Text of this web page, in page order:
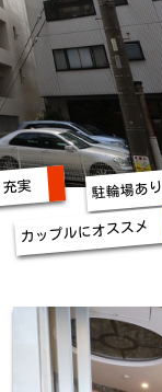
実 駐輪場あり
カップルにオススメ